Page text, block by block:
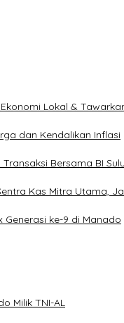
Lokal &
dan Kendalikan Inflasi
Bersama BI
Kas Mitra Utama,
Generasi ke-9 di Manado
Milik TNI-AL